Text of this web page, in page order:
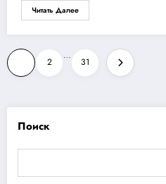
Читать Далее
Пагинация
записей
2
…
31
Поиск